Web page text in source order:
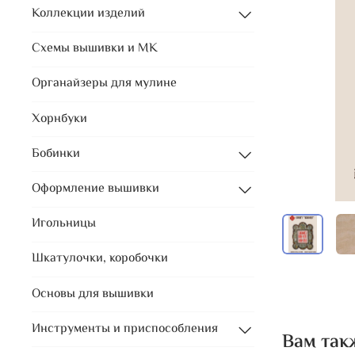
Вам
Коллекции изделий
Схемы вышивки и МК
Органайзеры для мулине
Хорнбуки
Бобинки
Оформление вышивки
Игольницы
Шкатулочки, коробочки
Основы для вышивки
Инструменты и приспособления